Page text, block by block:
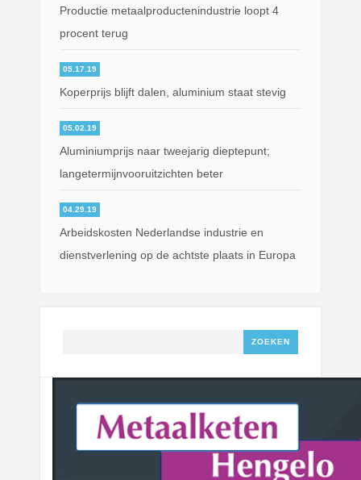
Productie metaalproductenindustrie loopt 4
procent terug
05.17.19
Koperprijs blijft dalen, aluminium staat stevig
05.02.19
Aluminiumprijs naar tweejarig dieptepunt;
langetermijnvooruitzichten beter
04.29.19
Arbeidskosten Nederlandse industrie en
dienstverlening op de achtste plaats in Europa